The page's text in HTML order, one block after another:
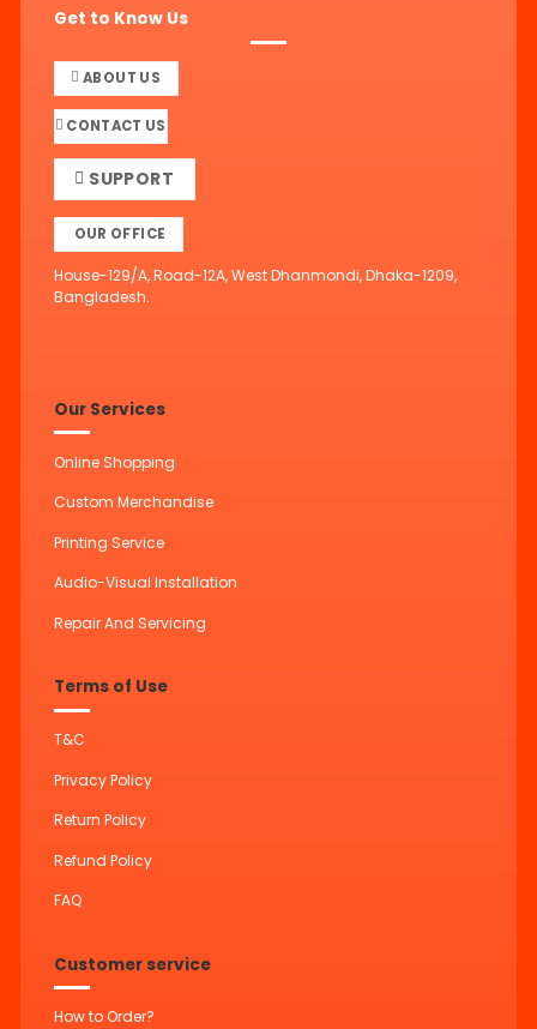
Get to Know Us
ABOUT US
CONTACT US
SUPPORT
OUR OFFICE
House-129/A, Road-12A, West Dhanmondi, Dhaka-1209,
Bangladesh.
Our Services
Online Shopping
Custom Merchandise
Printing Service
Audio-Visual Installation
Repair And Servicing
Terms of Use
T&C
Privacy Policy
Return Policy
Refund Policy
FAQ
Customer service
How to Order?